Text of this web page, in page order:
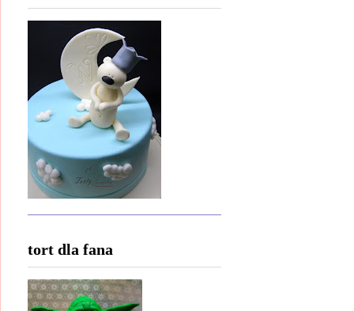
tort dla fana